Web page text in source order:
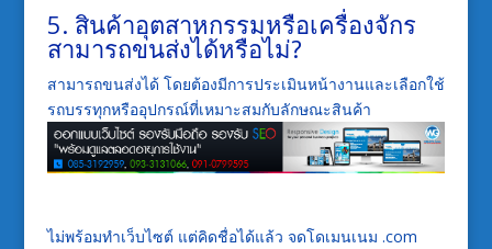
5. สินค้าอุตสาหกรรมหรือเครื่องจักร
สามารถขนส่งได้หรือไม่?
สามารถขนส่งได้ โดยต้องมีการประเมินหน้างานและเลือกใช้
รถบรรทุกหรืออุปกรณ์ที่เหมาะสมกับลักษณะสินค้า
ไม่พร้อมทำเว็บไซต์ แต่คิดชื่อได้แล้ว จดโดเมนเนม .com